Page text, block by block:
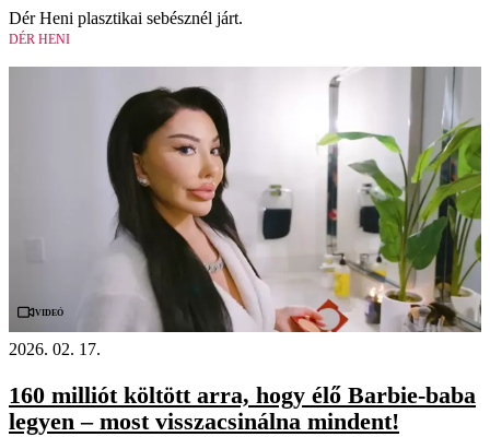
Dér Heni plasztikai sebésznél járt.
DÉR HENI
Videó
2026. 02. 17.
160 milliót költött arra, hogy élő Barbie-baba
legyen – most visszacsinálna mindent!